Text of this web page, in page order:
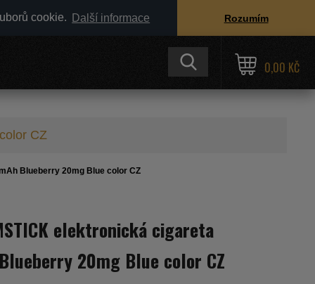
cookie. Další informace Rozumím
0,00 KČ
CZ
Blueberry 20mg Blue color CZ
elektronická cigareta
20mg Blue color CZ